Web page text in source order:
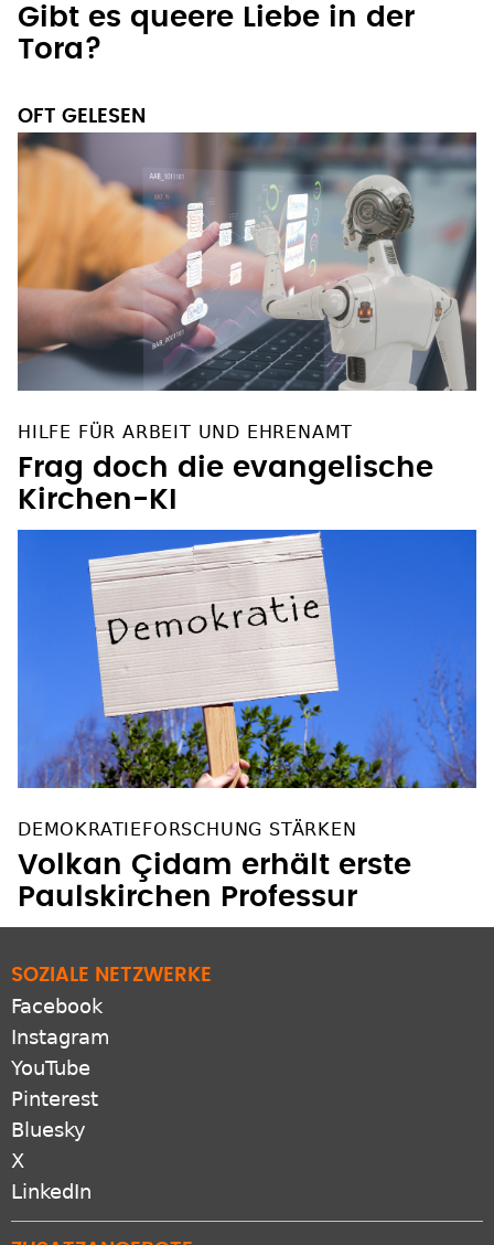
Gibt es queere Liebe in der
Tora?
OFT GELESEN
HILFE FÜR ARBEIT UND EHRENAMT
Frag doch die evangelische
Kirchen-KI
DEMOKRATIEFORSCHUNG STÄRKEN
Volkan Çidam erhält erste
Paulskirchen Professur
SOZIALE NETZWERKE
Facebook
Instagram
YouTube
Pinterest
Bluesky
X
LinkedIn